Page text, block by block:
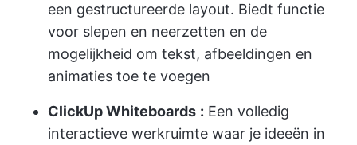
een gestructureerde layout. Biedt functie
voor slepen en neerzetten en de
mogelijkheid om tekst, afbeeldingen en
animaties toe te voegen
ClickUp Whiteboards : Een volledig
interactieve werkruimte waar je ideeën in